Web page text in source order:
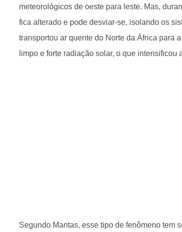
meteorológicos de oeste para leste. Mas,
fica alterado e pode desviar-se, isolando os
transportou ar quente do Norte da África para
limpo e forte radiação solar, o que intensificou
Segundo Mantas, esse tipo de fenômeno tem